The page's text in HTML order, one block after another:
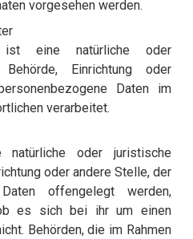
vorgesehen werden.
ist eine natürliche oder
Einrichtung oder
Daten im
verarbeitet.
natürliche oder juristische
oder andere Stelle, der
Daten offengelegt werden,
es sich bei ihr um einen
Behörden, die im Rahmen